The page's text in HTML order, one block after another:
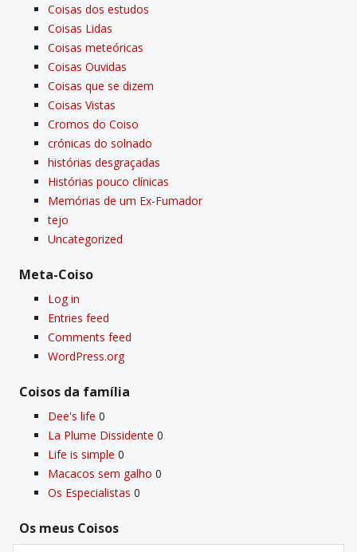
Coisas dos estudos
Coisas Lidas
Coisas meteóricas
Coisas Ouvidas
Coisas que se dizem
Coisas Vistas
Cromos do Coiso
crónicas do solnado
histórias desgraçadas
Histórias pouco clí­nicas
Memórias de um Ex-Fumador
tejo
Uncategorized
Meta-Coiso
Log in
Entries feed
Comments feed
WordPress.org
Coisos da famí­lia
Dee's life 0
La Plume Dissidente 0
Life is simple 0
Macacos sem galho 0
Os Especialistas 0
Os meus Coisos